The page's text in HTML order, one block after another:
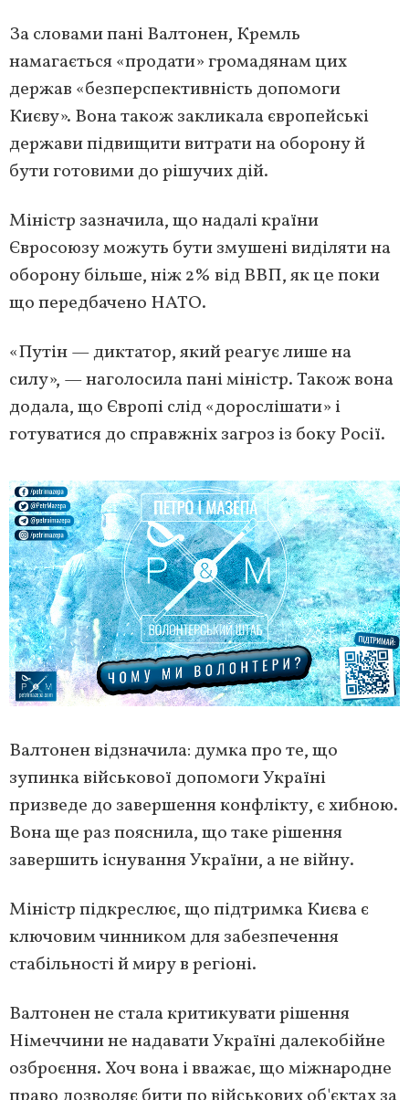
За словами пані Валтонен, Кремль
намагається «продати» громадянам цих
держав «безперспективність допомоги
Києву». Вона також закликала європейські
держави підвищити витрати на оборону й
бути готовими до рішучих дій.
Міністр зазначила, що надалі країни
Євросоюзу можуть бути змушені виділяти на
оборону більше, ніж 2% від ВВП, як це поки
що передбачено НАТО.
«Путін — диктатор, який реагує лише на
силу», — наголосила пані міністр. Також вона
додала, що Європі слід «дорослішати» і
готуватися до справжніх загроз із боку Росії.
Валтонен відзначила: думка про те, що
зупинка військової допомоги Україні
призведе до завершення конфлікту, є хибною.
Вона ще раз пояснила, що таке рішення
завершить існування України, а не війну.
Міністр підкреслює, що підтримка Києва є
ключовим чинником для забезпечення
стабільності й миру в регіоні.
Валтонен не стала критикувати рішення
Німеччини не надавати Україні далекобійне
озброєння. Хоч вона і вважає, що міжнародне